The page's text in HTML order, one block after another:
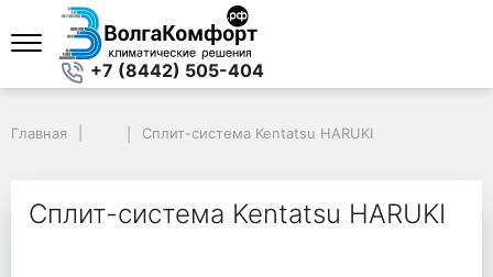
+7 (8442) 505-404
Сплит-система Kentatsu HARUKI
Главная Сплит-система Kentatsu HARUKI
Сплит-система Kentatsu HARUKI